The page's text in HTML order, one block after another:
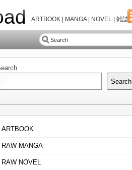
ARTBOOK | MANGA | NOVEL | 雑誌
Search
ARTBOOK
RAW MANGA
RAW NOVEL